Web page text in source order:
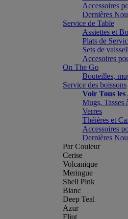
Accessoires
Dernières
Service de Table
Assiettes et
Plats de
Sets de
Accesoires
On The Go
Bouteilles,
Service des boissons
Voir Tous
Mugs, Tasses
Verres
Théières et
Accessoires
Dernières
Par Couleur
Cerise
Volcanique
Meringue
Shell Pink
Blanc
Deep Teal
Azur
Flint